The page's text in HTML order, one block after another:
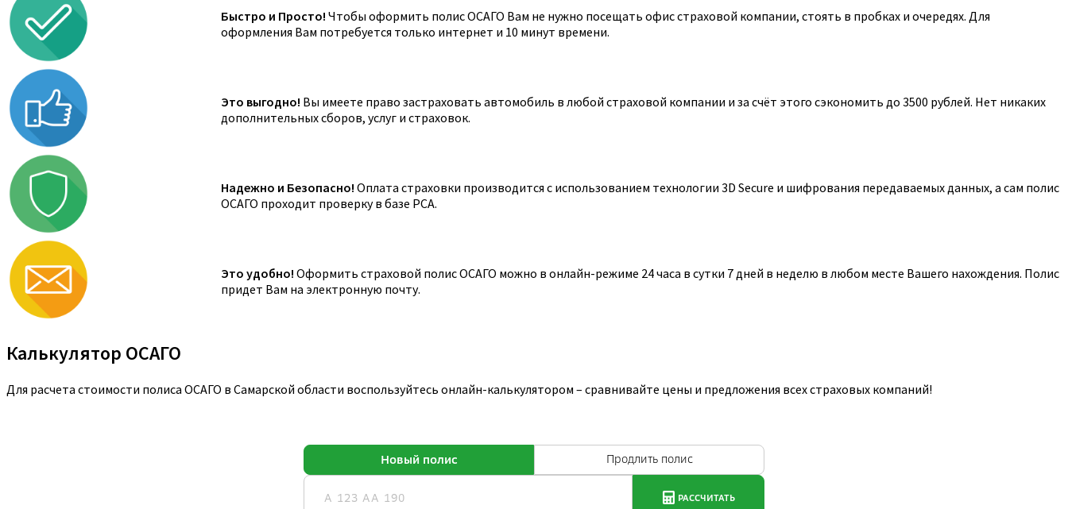
Быстро и Просто! Чтобы оформить полис ОСАГО Вам не нужно посещать офис страховой компании, стоять в пробках и очередях. Для
оформления Вам потребуется только интернет и 10 минут времени.
Это выгодно! Вы имеете право застраховать автомобиль в любой страховой компании и за счёт этого сэкономить до 3500 рублей. Нет никаких
дополнительных сборов, услуг и страховок.
Надежно и Безопасно! Оплата страховки производится с использованием технологии 3D Secure и шифрования передаваемых данных, а сам полис
ОСАГО проходит проверку в базе РСА.
Это удобно! Оформить страховой полис ОСАГО можно в онлайн-режиме 24 часа в сутки 7 дней в неделю в любом месте Вашего нахождения. Полис
придет Вам на электронную почту.
Калькулятор ОСАГО
Для расчета стоимости полиса ОСАГО в Самарской области воспользуйтесь онлайн-калькулятором – сравнивайте цены и предложения всех страховых компаний!